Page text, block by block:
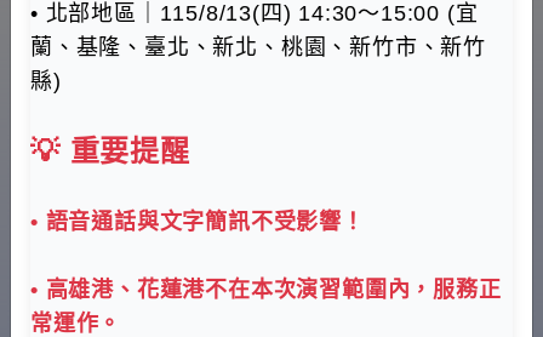
通行區域
行動電話
• 北部地區｜115/8/13(四) 14:30～15:00 (宜
蘭、基隆、臺北、新北、桃園、新竹市、新竹
縣)
💡 重要提醒
• 語音通話與文字簡訊不受影響！
• 高雄港、花蓮港不在本次演習範圍內，服務正
常運作。